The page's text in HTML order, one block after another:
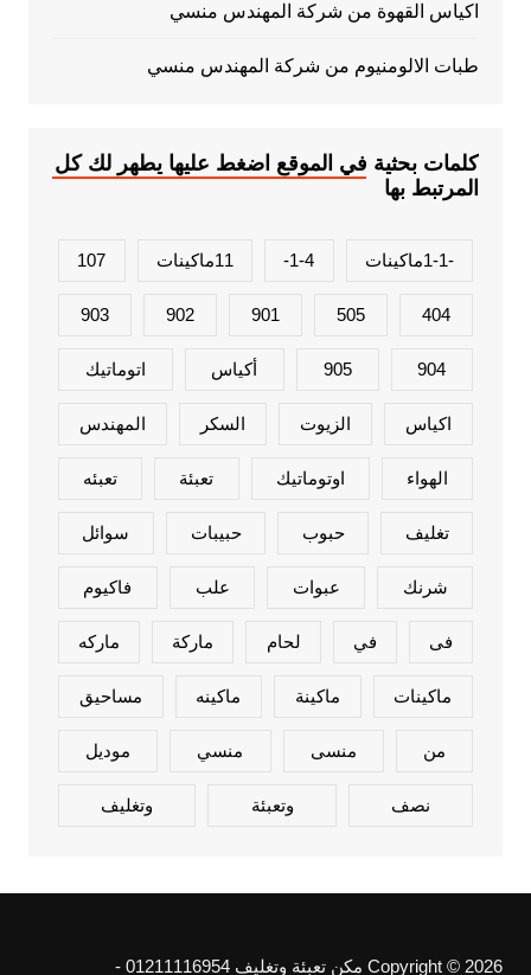
اكياس القهوة من شركة المهندس منسي
طبات الالومنيوم من شركة المهندس منسي
كلمات بحثية في الموقع اضغط عليها يطهر لك كل
المرتبط بها
-1-1ماكينات 1-4- 11ماكينات 107
404
505
901
902
903
904
905 أكياس اتوماتيك
اكياس الزيوت السكر المهندس
الهواء اوتوماتيك تعبئة تعبئه
تغليف حبوب حبيبات سوائل
شرنك عبوات علب فاكيوم
فى في لحام ماركة ماركه
ماكينات ماكينة ماكينه مساحيق
من منسى منسي موديل
نصف وتعبئة وتغليف
Copyright © 2026 مكن تعبئة وتغليف 01211116954 -